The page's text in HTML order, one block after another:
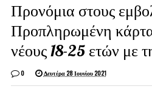
Προνόμια στους
Προπληρωμένη
νέους 18-25 ετών με
0 Δευτέρα 28 Ιουνίου 2021